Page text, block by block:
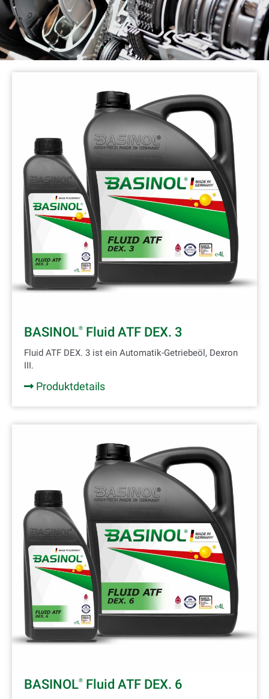
BASINOL® Fluid ATF DEX. 3
Fluid ATF DEX. 3 ist ein Automatik-Getriebeöl, Dexron
III.
Produktdetails
BASINOL® Fluid ATF DEX. 6